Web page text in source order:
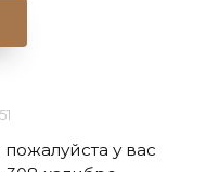
у вас